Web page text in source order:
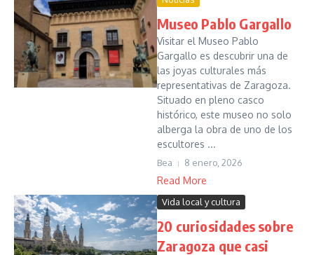
Museo Pablo Gargallo
Visitar el Museo Pablo
Gargallo es descubrir una de
las joyas culturales más
representativas de Zaragoza.
Situado en pleno casco
histórico, este museo no solo
alberga la obra de uno de los
escultores ...
Bea 8 enero, 2026
Read More
Vida local y cultura
20 curiosidades sobre
Zaragoza que casi